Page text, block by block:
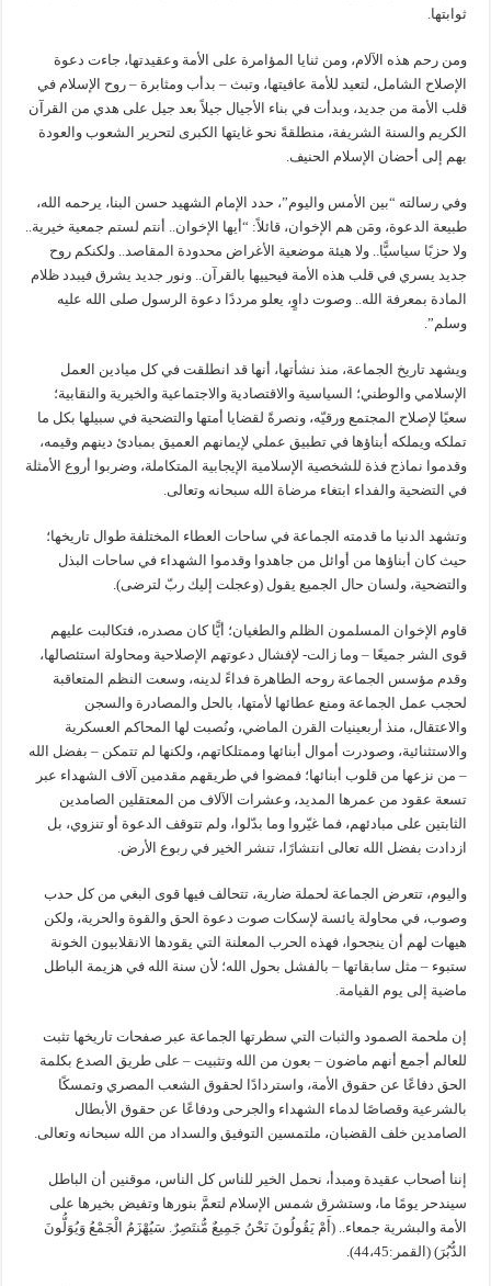
ثوابتها.
ومن رحم هذه الآلام، ومن ثنايا المؤامرة على الأمة وعقيدتها، جاءت دعوة
الإصلاح الشامل، لتعيد للأمة عافيتها، وتبث – بدأب ومثابرة – روح الإسلام في
قلب الأمة من جديد، وبدأت في بناء الأجيال جيلاً بعد جيل على هدي من القرآن
الكريم والسنة الشريفة، منطلقةً نحو غايتها الكبرى لتحرير الشعوب والعودة
بهم إلى أحضان الإسلام الحنيف.
وفي رسالته “بين الأمس واليوم”، حدد الإمام الشهيد حسن البنا، يرحمه الله،
طبيعة الدعوة، ومَن هم الإخوان، قائلاً: “أيها الإخوان.. أنتم لستم جمعية خيرية..
ولا حزبًا سياسيًّا.. ولا هيئة موضعية الأغراض محدودة المقاصد.. ولكنكم روح
جديد يسري في قلب هذه الأمة فيحييها بالقرآن.. ونور جديد يشرق فيبدد ظلام
المادة بمعرفة الله.. وصوت داوٍ، يعلو مرددًا دعوة الرسول صلى الله عليه
وسلم”.
ويشهد تاريخ الجماعة، منذ نشأتها، أنها قد انطلقت في كل ميادين العمل
الإسلامي والوطني؛ السياسية والاقتصادية والاجتماعية والخيرية والنقابية؛
سعيًا لإصلاح المجتمع ورقيّه، ونصرةً لقضايا أمتها والتضحية في سبيلها بكل ما
تملكه ويملكه أبناؤها في تطبيق عملي لإيمانهم العميق بمبادئ دينهم وقيمه،
وقدموا نماذج فذة للشخصية الإسلامية الإيجابية المتكاملة، وضربوا أروع الأمثلة
في التضحية والفداء ابتغاء مرضاة الله سبحانه وتعالى.
وتشهد الدنيا ما قدمته الجماعة في ساحات العطاء المختلفة طوال تاريخها؛
حيث كان أبناؤها من أوائل من جاهدوا وقدموا الشهداء في ساحات البذل
والتضحية، ولسان حال الجميع يقول (وعجلت إليك ربّ لترضى).
قاوم الإخوان المسلمون الظلم والطغيان؛ أيًّا كان مصدره، فتكالبت عليهم
قوى الشر جميعًا – وما زالت- لإفشال دعوتهم الإصلاحية ومحاولة استئصالها،
وقدم مؤسس الجماعة روحه الطاهرة فداءً لدينه، وسعت النظم المتعاقبة
لحجب عمل الجماعة ومنع عطائها لأمتها، بالحل والمصادرة والسجن
والاعتقال، منذ أربعينيات القرن الماضي، ونُصبت لها المحاكم العسكرية
والاستثنائية، وصودرت أموال أبنائها وممتلكاتهم، ولكنها لم تتمكن – بفضل الله
– من نزعها من قلوب أبنائها؛ فمضوا في طريقهم مقدمين آلاف الشهداء عبر
تسعة عقود من عمرها المديد، وعشرات الآلاف من المعتقلين الصامدين
الثابتين على مبادئهم، فما غيّروا وما بدّلوا، ولم تتوقف الدعوة أو تنزوي، بل
ازدادت بفضل الله تعالى انتشارًا، تنشر الخير في ربوع الأرض.
واليوم، تتعرض الجماعة لحملة ضارية، تتحالف فيها قوى البغي من كل حدب
وصوب، في محاولة يائسة لإسكات صوت دعوة الحق والقوة والحرية، ولكن
هيهات لهم أن ينجحوا، فهذه الحرب المعلنة التي يقودها الانقلابيون الخونة
ستبوء – مثل سابقاتها – بالفشل بحول الله؛ لأن سنة الله في هزيمة الباطل
ماضية إلى يوم القيامة.
إن ملحمة الصمود والثبات التي سطرتها الجماعة عبر صفحات تاريخها تثبت
للعالم أجمع أنهم ماضون – بعون من الله وتثبيت – على طريق الصدع بكلمة
الحق دفاعًا عن حقوق الأمة، واستردادًا لحقوق الشعب المصري وتمسكًا
بالشرعية وقصاصًا لدماء الشهداء والجرحى ودفاعًا عن حقوق الأبطال
الصامدين خلف القضبان، ملتمسين التوفيق والسداد من الله سبحانه وتعالى.
إننا أصحاب عقيدة ومبدأ، نحمل الخير للناس كل الناس، موقنين أن الباطل
سيندحر يومًا ما، وستشرق شمس الإسلام لتعمَّ بنورها وتفيض بخيرها على
الأمة والبشرية جمعاء.. (أَمْ يَقُولُونَ نَحْنُ جَمِيعٌ مُّنتَصِرٌ. سَيُهْزَمُ الْجَمْعُ وَيُوَلُّونَ
الدُّبُرَ) (القمر:44،45).